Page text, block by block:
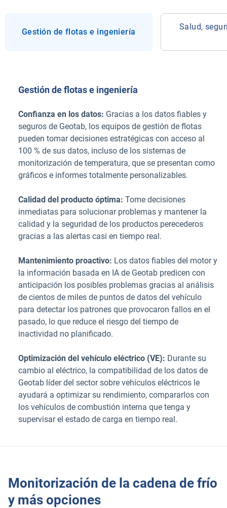
Gestión de flotas e ingeniería
Salud,
Gestión de flotas e ingeniería
Confianza en los datos: Gracias a los datos fiables y
seguros de Geotab, los equipos de gestión de flotas
pueden tomar decisiones estratégicas con acceso al
100 % de sus datos, incluso de los sistemas de
monitorización de temperatura, que se presentan como
gráficos e informes totalmente personalizables.
Calidad del producto óptima: Tome decisiones
inmediatas para solucionar problemas y mantener la
calidad y la seguridad de los productos perecederos
gracias a las alertas casi en tiempo real.
Mantenimiento proactivo: Los datos fiables del motor y
la información basada en IA de Geotab predicen con
anticipación los posibles problemas gracias al análisis
de cientos de miles de puntos de datos del vehículo
para detectar los patrones que provocaron fallos en el
pasado, lo que reduce el riesgo del tiempo de
inactividad no planificado.
Optimización del vehículo eléctrico (VE): Durante su
cambio al eléctrico, la compatibilidad de los datos de
Geotab líder del sector sobre vehículos eléctricos le
ayudará a optimizar su rendimiento, compararlos con
los vehículos de combustión interna que tenga y
supervisar el estado de carga en tiempo real.
Monitorización de la cadena de frío
y más opciones